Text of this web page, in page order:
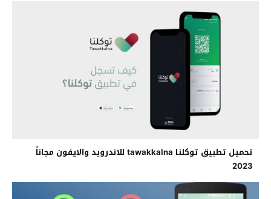
تحميل تطبيق توكلنا tawakkalna للاندرويد والايفون مجاناً
2023